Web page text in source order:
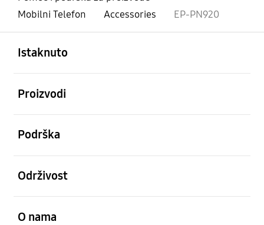
Mobilni Telefon
Accessories EP-PN920
Istaknuto
Proizvodi
Podrška
Održivost
O nama